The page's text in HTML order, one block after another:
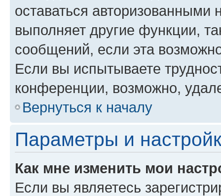
оставаться авторизованными
выполняет другие функции,
сообщений, если эта
Если вы испытываете
конференции, возможно,
Вернуться к началу
Параметры и
Как мне изменить мои
Если вы являетесь